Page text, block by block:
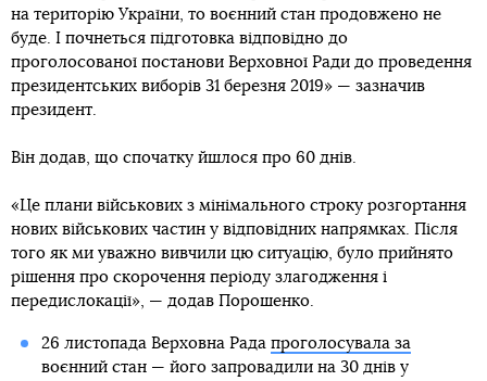
на територію України, то воєнний стан продовжено не
буде. І почнеться підготовка відповідно до
проголосованої постанови Верховної Ради до проведення
президентських виборів 31 березня 2019» — зазначив
президент.
Він додав, що спочатку йшлося про 60 днів.
«Це плани військових з мінімального строку розгортання
нових військових частин у відповідних напрямках. Після
того як ми уважно вивчили цю ситуацію, було прийнято
рішення про скорочення періоду злагодження і
передислокації», — додав Порошенко.
26 листопада Верховна Рада проголосувала за
воєнний стан — його запровадили на 30 днів у